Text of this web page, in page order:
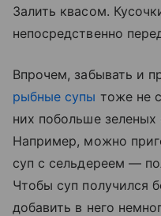
Залить квасом.
непосредственно
Впрочем, забывать и
рыбные супы тоже не
них побольше
Например, можно
суп с сельдереем —
Чтобы суп получился
добавить в него